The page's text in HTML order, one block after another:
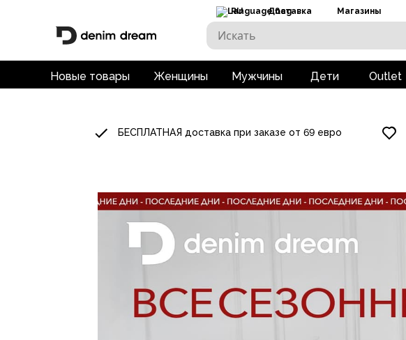
RU Доставка Магазины
Новые товары Женщины Мужчины Дети Outlet
БЕСПЛАТНАЯ доставка при заказе от 69 евро